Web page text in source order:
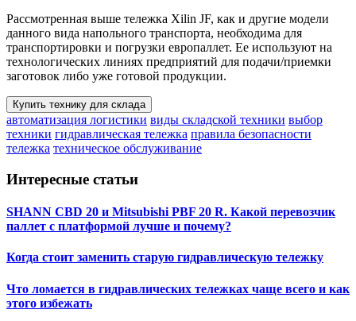
Рассмотренная выше тележка Xilin JF, как и другие модели
данного вида напольного транспорта, необходима для
транспортировки и погрузки европаллет. Ее используют на
технологических линиях предприятий для подачи/приемки
заготовок либо уже готовой продукции.
Купить технику для склада
автоматизация логистики виды складской техники выбор
техники гидравлическая тележка правила безопасности
тележка техническое обслуживание
Интересные статьи
SHANN CBD 20 и Mitsubishi PBF 20 R. Какой перевозчик
паллет с платформой лучше и почему?
Когда стоит заменить старую гидравлическую тележку
Что ломается в гидравлических тележках чаще всего и как
этого избежать